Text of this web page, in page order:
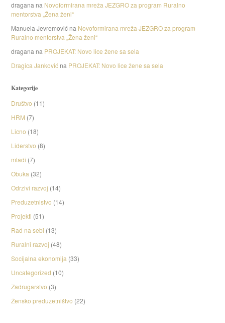
dragana na Novoformirana mreža JEZGRO za program Ruralno
mentorstva „Žena ženi“
Manuela Jevremovićna Novoformirana mreža JEZGRO za program
Ruralno mentorstva „Žena ženi“
dragana na PROJEKAT: Novo lice žene sa sela
Dragica Jankovićna PROJEKAT: Novo lice žene sa sela
Kategorije
Društvo (11)
HRM (7)
Licno (18)
Liderstvo (8)
mladi (7)
Obuka (32)
Odrzivi razvoj (14)
Preduzetnistvo (14)
Projekti (51)
Rad na sebi (13)
Ruralni razvoj (48)
Socijalna ekonomija (33)
Uncategorized (10)
Zadrugarstvo (3)
Žensko preduzetništvo (22)